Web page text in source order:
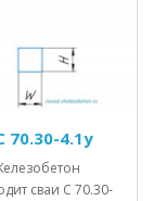
70.30-4.1у
сваи С 70.30-